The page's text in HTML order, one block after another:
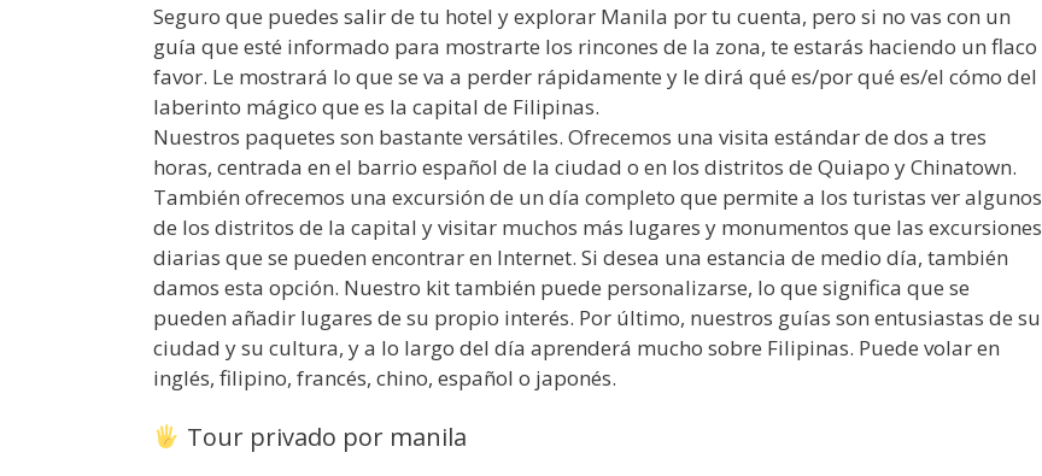
Seguro que puedes salir de tu hotel y explorar Manila por tu cuenta, pero si no vas con un
guía que esté informado para mostrarte los rincones de la zona, te estarás haciendo un flaco
favor. Le mostrará lo que se va a perder rápidamente y le dirá qué es/por qué es/el cómo del
laberinto mágico que es la capital de Filipinas.
Nuestros paquetes son bastante versátiles. Ofrecemos una visita estándar de dos a tres
horas, centrada en el barrio español de la ciudad o en los distritos de Quiapo y Chinatown.
También ofrecemos una excursión de un día completo que permite a los turistas ver algunos
de los distritos de la capital y visitar muchos más lugares y monumentos que las excursiones
diarias que se pueden encontrar en Internet. Si desea una estancia de medio día, también
damos esta opción. Nuestro kit también puede personalizarse, lo que significa que se
pueden añadir lugares de su propio interés. Por último, nuestros guías son entusiastas de su
ciudad y su cultura, y a lo largo del día aprenderá mucho sobre Filipinas. Puede volar en
inglés, filipino, francés, chino, español o japonés.
Tour privado por manila